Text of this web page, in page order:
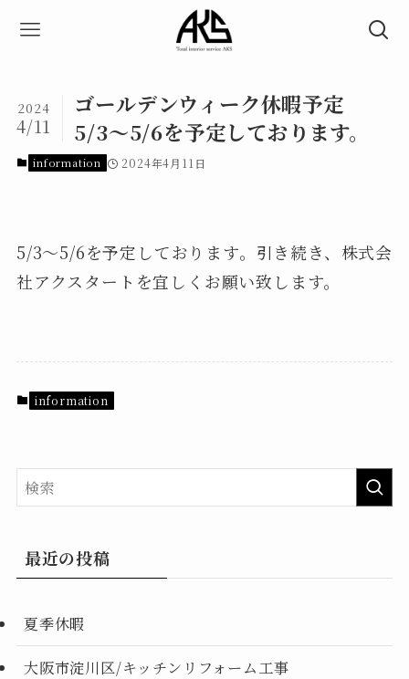
ゴールデンウィーク休暇予定
5/3〜5/6を予定しております。
2024
4/11
information 2024年4月11日
5/3〜5/6を予定しております。引き続き、株式会
社アクスタートを宜しくお願い致します。
information
最近の投稿
夏季休暇
大阪市淀川区/キッチンリフォーム工事